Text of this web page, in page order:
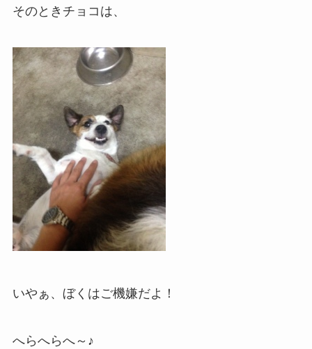
そのときチョコは、
いやぁ、ぼくはご機嫌だよ！
へらへらへ～♪